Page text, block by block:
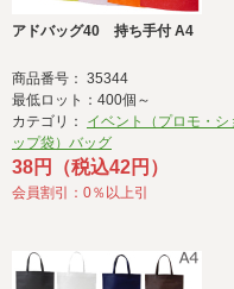
アドバッグ40 持ち手付 A4
商品番号： 35344
最低ロット：400個～
カテゴリ： イベント（プロモ・シ
ップ袋）バッグ
38円（税込42円）
会員割引：0％以上引